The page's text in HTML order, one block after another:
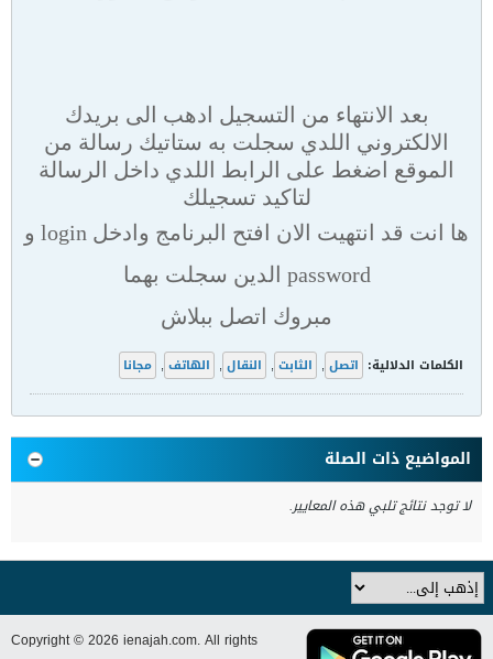
بعد الانتهاء من التسجيل ادهب الى بريدك
الالكتروني اللدي سجلت به ستاتيك رسالة من
الموقع اضغط على الرابط اللدي داخل الرسالة
لتاكيد تسجيلك
ها انت قد انتهيت الان افتح البرنامج وادخل login و
password الدين سجلت بهما
مبروك اتصل ببلاش
الكلمات الدلالية: اتصل , الثابت , النقال , الهاتف , مجانا
المواضيع ذات الصلة
لا توجد نتائج تلبي هذه المعايير.
Copyright © 2026 ienajah.com. All rights